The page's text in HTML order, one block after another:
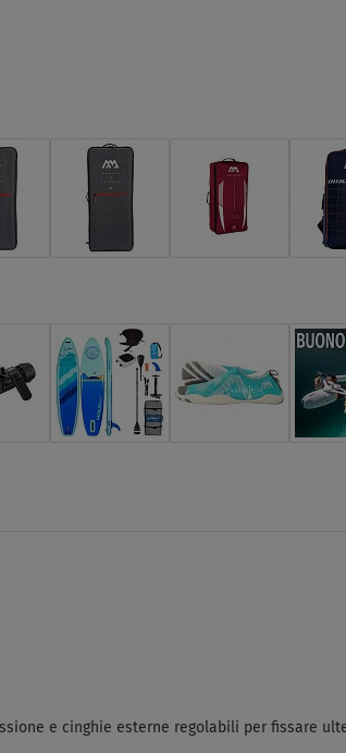
e cinghie esterne regolabili per fissare